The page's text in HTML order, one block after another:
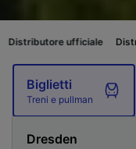
Distributore ufficiale
Biglietti
Treni e pullman